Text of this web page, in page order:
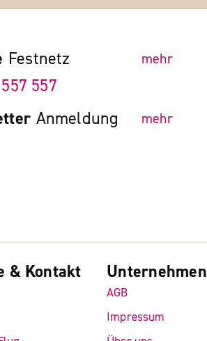
Festnetz mehr
557
Anmeldung mehr
& Kontakt Unternehmen
AGB
Impressum